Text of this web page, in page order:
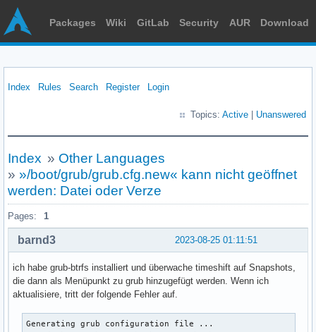
Packages Wiki GitLab Security AUR Download
Index Rules Search Register Login
Topics: Active Unanswered
Index » Other Languages
» »/boot/grub/grub.cfg.new« kann nicht geöffnet
werden: Datei oder Verze
Pages: 1
2023-08-25 01:11:51
barnd3
ich habe grub-btrfs installiert und überwache timeshift auf Snapshots,
die dann als Menüpunkt zu grub hinzugefügt werden. Wenn ich
aktualisiere, tritt der folgende Fehler auf.
Generating grub configuration file ...